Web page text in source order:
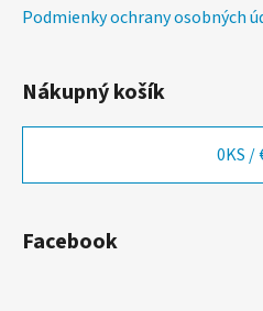
Podmienky ochrany osobných
Nákupný košík
0KS /
Facebook